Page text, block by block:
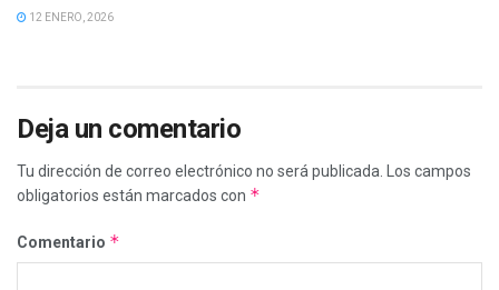
12 ENERO, 2026
Deja un comentario
Tu dirección de correo electrónico no será publicada. Los campos
obligatorios están marcados con *
Comentario *